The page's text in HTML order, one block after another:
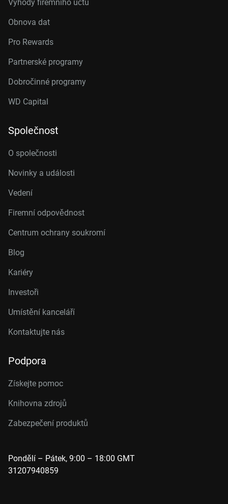
Výhody firemního účtu
Obnova dat
Pro Rewards
Partnerské programy
Dobročinné programy
WD Capital
Společnost
O společnosti
Novinky a události
Vedení
Firemní odpovědnost
Centrum ochrany soukromí
Blog
Kariéry
Investoři
Umístění kanceláří
Kontaktujte nás
Podpora
Získejte pomoc
Knihovna zdrojů
Zabezpečení produktů
Pondělí – Pátek, 9:00 – 18:00 GMT
31207940859